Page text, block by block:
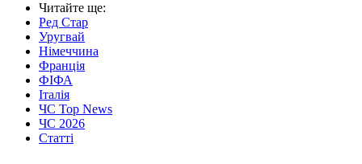
Читайте ще:
Ред Стар
Уругвай
Німеччина
Франція
ФІФА
Італія
ЧС Top News
ЧС 2026
Статті